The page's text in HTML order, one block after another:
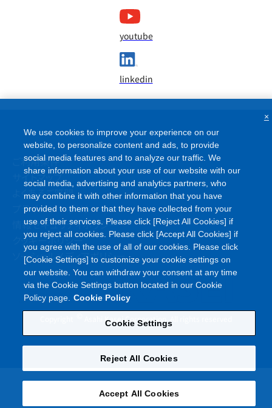
youtube
linkedin
ご利用条件
サイトマップ
よくあるご質問
プライバシーポリシー
情報セキュリティポリシー
クッキーポリシー
ソーシャルメディアポリシー
Asahi Kasei Corporation. All rights reserved
We use cookies to improve your experience on our
website, to personalize content and ads, to provide
social media features and to analyze our traffic. We
share information about your use of our website with our
social media, advertising and analytics partners, who
may combine it with other information that you have
provided to them or that they have collected from your
use of their services. Please click [Reject All Cookies] if
you reject all cookies. Please click [Accept All Cookies] if
you agree with the use of all of our cookies. Please click
[Cookie Settings] to customize your cookie settings on
our website. You can withdraw your consent at any time
via the Cookie Settings button located in our Cookie
Policy page. Cookie Policy
Cookie Settings
Reject All Cookies
Accept All Cookies
×